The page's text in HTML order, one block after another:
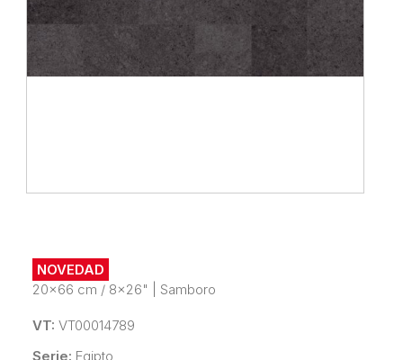
NOVEDAD
20x66 cm / 8x26"
Samboro
VT: VT00014789
Serie: Egipto